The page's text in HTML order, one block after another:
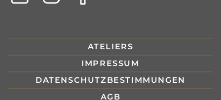
ATELIERS
IMPRESSUM
DATENSCHUTZBESTIMMUNGEN
AGB